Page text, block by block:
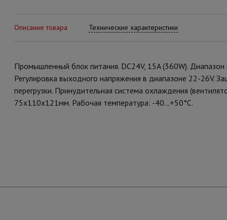
Описание товара Технические характеристики
Промышленный блок питания. DC24V, 15A (360W).
Регулировка выходного напряжения в диапазоне 22-26V.
перегрузки. Принудительная система охлаждения
75x110x121мм. Рабочая температура: -40...+50°C.